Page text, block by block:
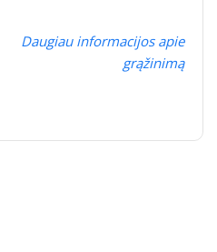
Daugiau informacijos apie
grąžinimą